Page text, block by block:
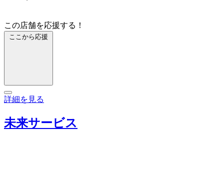
この店舗を応援する！
ここから応援
詳細を見る
未来サービス